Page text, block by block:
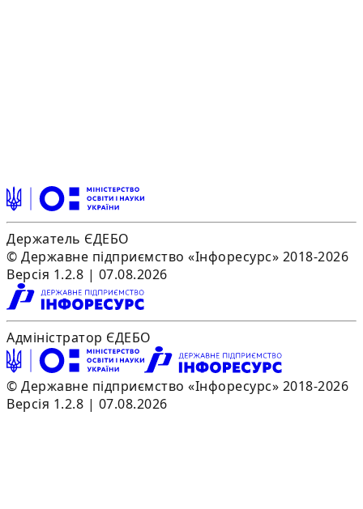
Держатель ЄДЕБО
© Державне підприємство «Інфоресурс» 2018-2026
Версія 1.2.8 | 07.08.2026
Адміністратор ЄДЕБО
© Державне підприємство «Інфоресурс» 2018-2026
Версія 1.2.8 | 07.08.2026